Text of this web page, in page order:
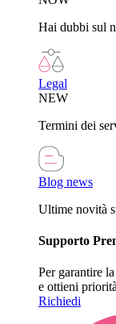
Hai dubbi sul
Legal
NEW
Termini dei
Blog news
Ultime novità
Supporto
Per garantire
e ottieni
Richiedi